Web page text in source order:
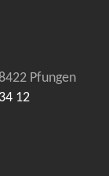
Pfungen
12